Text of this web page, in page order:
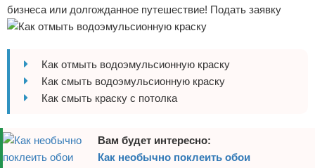
Коммунальные услуги
Безопасность
Стройматериалы
Разное
бизнеса или долгожданное путешествие! Подать заявку
Как отмыть водоэмульсионную краску
Как смыть водоэмульсионную краску
Как смыть краску с потолка
Вам будет интересно:
Как необычно поклеить обои